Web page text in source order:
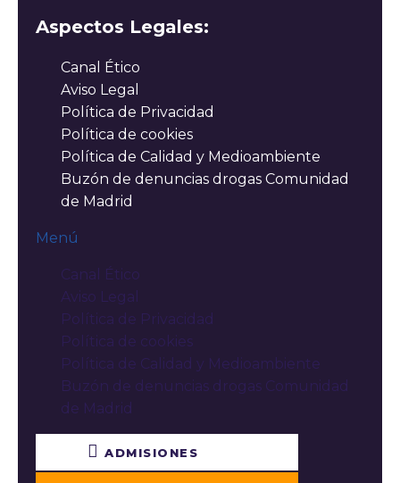
Aspectos Legales:
Canal Ético
Aviso Legal
Política de Privacidad
Política de cookies
Política de Calidad y Medioambiente
Buzón de denuncias drogas Comunidad
de Madrid
Menú
Canal Ético
Aviso Legal
Política de Privacidad
Política de cookies
Política de Calidad y Medioambiente
Buzón de denuncias drogas Comunidad
de Madrid
ADMISIONES